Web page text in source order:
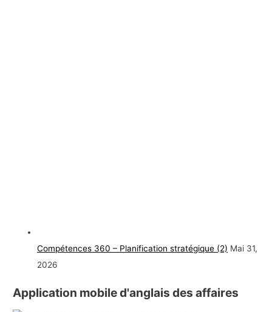
Compétences 360 – Planification stratégique (2) Mai 31,
2026
Application mobile d'anglais des affaires